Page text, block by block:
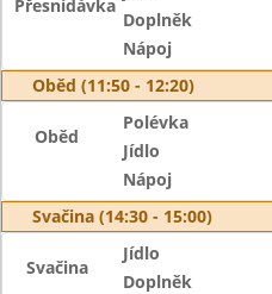
Přesnídávka
Doplněk
Nápoj
Oběd (11:50 - 12:20)
Oběd
Polévka
Jídlo
Nápoj
Svačina (14:30 - 15:00)
Svačina
Jídlo
Doplněk